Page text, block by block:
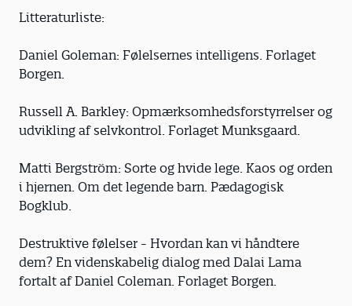
Litteraturliste:
Daniel Goleman: Følelsernes intelligens. Forlaget
Borgen.
Russell A. Barkley: Opmærksomhedsforstyrrelser og
udvikling af selvkontrol. Forlaget Munksgaard.
Matti Bergström: Sorte og hvide lege. Kaos og orden
i hjernen. Om det legende barn. Pædagogisk
Bogklub.
Destruktive følelser - Hvordan kan vi håndtere
dem? En videnskabelig dialog med Dalai Lama
fortalt af Daniel Coleman. Forlaget Borgen.